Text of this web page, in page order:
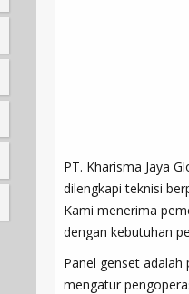
PT. Kharisma Jaya
dilengkapi teknisi
Kami menerima
dengan kebutuhan
Panel genset
mengatur